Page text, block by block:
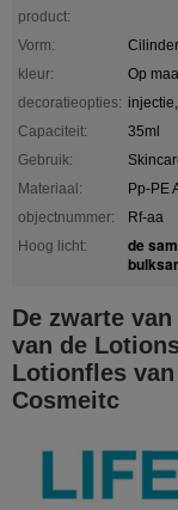
product:
Vorm:
kleur:
Op
decoratieopties:
Capaciteit:
35ml
Gebruik:
Materiaal:
Pp-PE
objectnummer:
Rf-aa
Hoog licht:
de
De zwarte
van de
Lotionfles
Cosmeitc